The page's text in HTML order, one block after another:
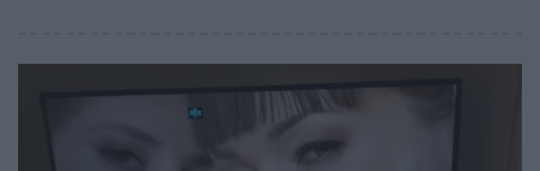
esett. A rendőrség kiskorú veszélyeztetése miatt nyomoz.